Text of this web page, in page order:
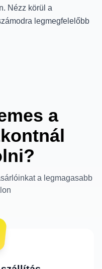
Nézz körül a
legmegfelelőbb
a
a legmagasabb